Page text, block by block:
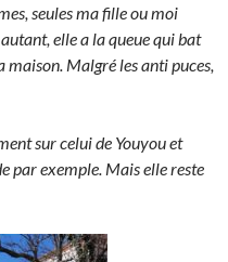
seules ma fille ou moi
elle a la queue qui bat
Malgré les anti puces,
sur celui de Youyou et
par exemple. Mais elle reste